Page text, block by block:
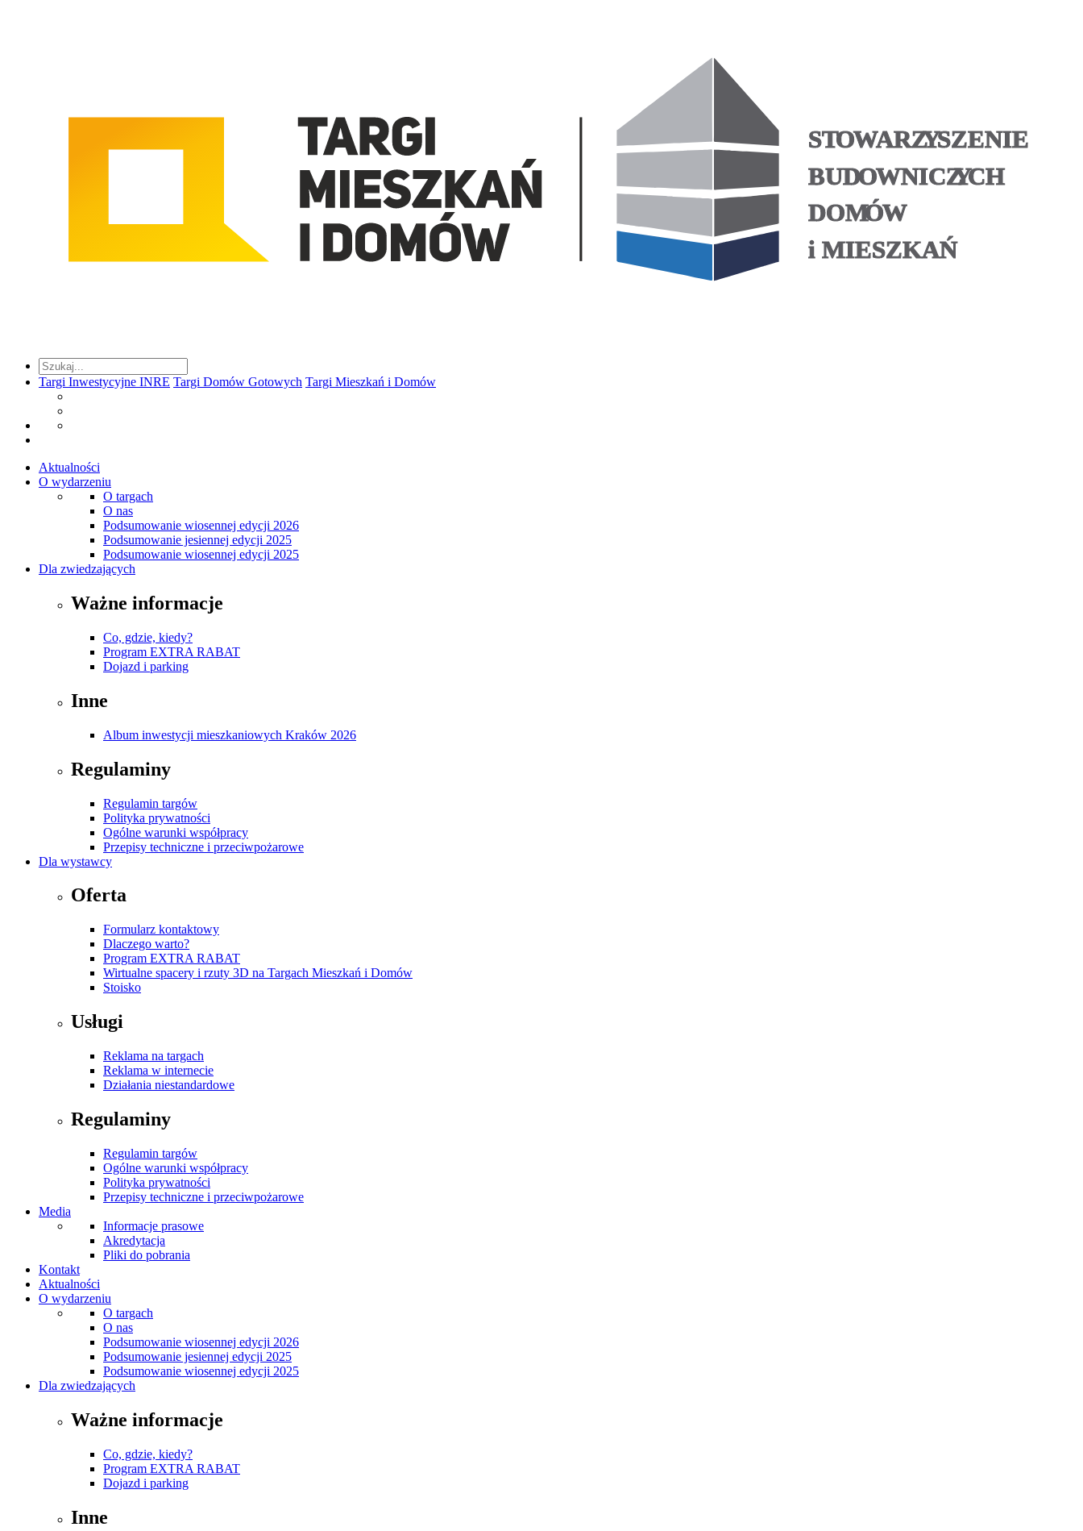
Targi Inwestycyjne INRE Targi Domów Gotowych Targi Mieszkań i Domów
Aktualności
O wydarzeniu
O targach
O nas
Podsumowanie wiosennej edycji 2026
Podsumowanie jesiennej edycji 2025
Podsumowanie wiosennej edycji 2025
Dla zwiedzających
Ważne informacje
Co, gdzie, kiedy?
Program EXTRA RABAT
Dojazd i parking
Inne
Album inwestycji mieszkaniowych Kraków 2026
Regulaminy
Regulamin targów
Polityka prywatności
Ogólne warunki współpracy
Przepisy techniczne i przeciwpożarowe
Dla wystawcy
Oferta
Formularz kontaktowy
Dlaczego warto?
Program EXTRA RABAT
Wirtualne spacery i rzuty 3D na Targach Mieszkań i Domów
Stoisko
Usługi
Reklama na targach
Reklama w internecie
Działania niestandardowe
Regulaminy
Regulamin targów
Ogólne warunki współpracy
Polityka prywatności
Przepisy techniczne i przeciwpożarowe
Media
Informacje prasowe
Akredytacja
Pliki do pobrania
Kontakt
Aktualności
O wydarzeniu
O targach
O nas
Podsumowanie wiosennej edycji 2026
Podsumowanie jesiennej edycji 2025
Podsumowanie wiosennej edycji 2025
Dla zwiedzających
Ważne informacje
Co, gdzie, kiedy?
Program EXTRA RABAT
Dojazd i parking
Inne